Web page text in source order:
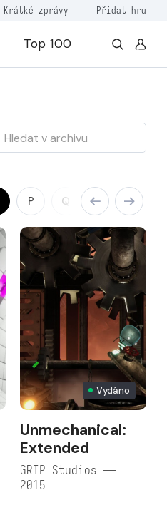
Krátké zprávy Přidat hru
Top 100
P Q R S
Vydáno
Unmechanical:
Extended
GRIP Studios —
2015